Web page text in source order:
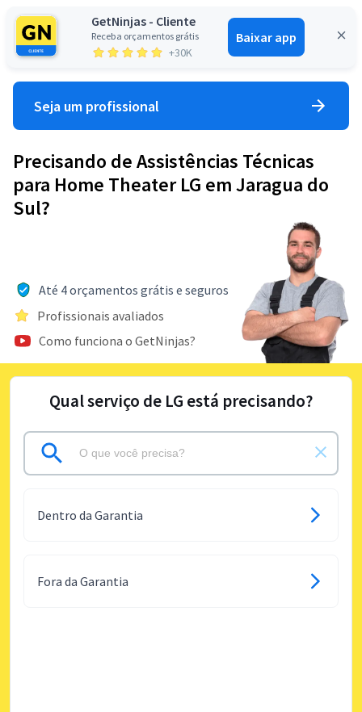
GetNinjas - Cliente
Receba orçamentos grátis
+30K
Baixar app
Entrar
Seja um profissional
Precisando de Assistências Técnicas
para Home Theater LG em Jaragua do
Sul?
Até 4 orçamentos grátis e seguros
Profissionais avaliados
Como funciona o GetNinjas?
Qual serviço de LG está precisando?
Dentro da Garantia
Fora da Garantia